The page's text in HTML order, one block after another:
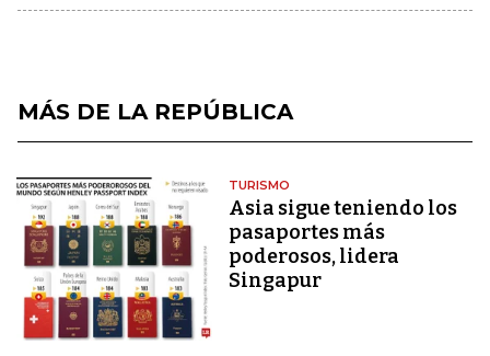
MÁS DE LA REPÚBLICA
TURISMO
Asia sigue teniendo los
pasaportes más
poderosos, lidera
Singapur